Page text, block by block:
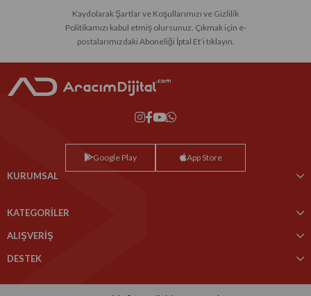
Kaydolarak Şartlar ve Koşullarımızı ve Gizlilik
Politikamızı kabul etmiş olursunuz. Çıkmak için e-
postalarımızdaki Aboneliği İptal Et’i tıklayın.
Google Play App Store
KURUMSAL
KATEGORİLER
ALIŞVERİŞ
DESTEK